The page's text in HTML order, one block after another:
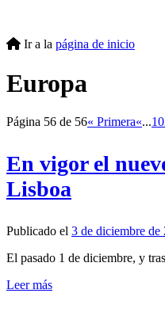
Ir a la página de inicio
Europa
Página 56 de 56« Primera«...10
En vigor el
Lisboa
Publicado el 3 de diciembre de
El pasado 1 de diciembre, y
Leer más